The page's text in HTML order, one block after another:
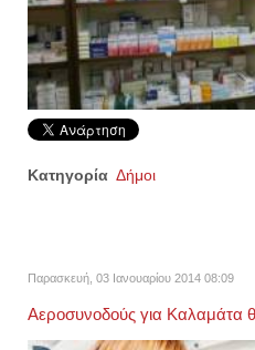
Κατηγορία Δήμοι
Παρασκευή, 03 Ιανουαρίου 2014 08:09
Αεροσυνοδούς για Καλαμάτα